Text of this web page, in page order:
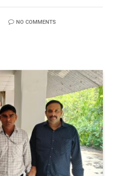
NO COMMENTS